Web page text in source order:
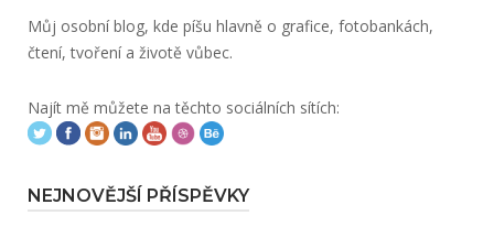
Můj osobní blog, kde píšu hlavně o grafice, fotobankách,
čtení, tvoření a životě vůbec.
Najít mě můžete na těchto sociálních sítích:
NEJNOVĚJŠÍ PŘÍSPĚVKY